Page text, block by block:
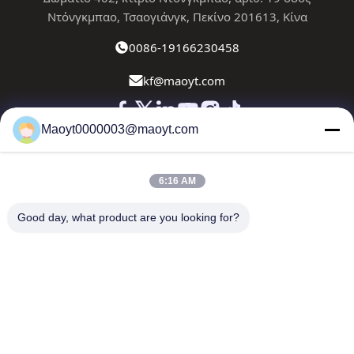
Ντόνγκμπαο, Τσαογιάνγκ, Πεκίνο 201613, Κίνα
0086-19166230458
kf@maoyt.com
ΣπίτιΣχετικά Με ΕμάςΠροϊόνταΕπικοινωνήστε Μαζί Μας
Ειδήσεις
Το ενημερωτικό μας δελτίο
Εγγραφείτε στο ενημερωτικό μας δελτίο για εκπτώσεις και
Maoyt0000003@maoyt.com
6:16 AM
Good day, what product are you looking for?